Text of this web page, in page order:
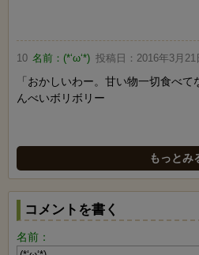
10 名前： (*‘ω‘*) 投稿日： 2016年3月
「おかしいわー。甘い物一切食べ
んべいボリボリー
もっとみ
コメントを書く
名前：